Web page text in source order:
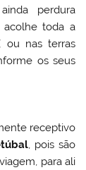
perdura
acolhe toda a
nas terras
os seus
receptivo
, pois são
para ali